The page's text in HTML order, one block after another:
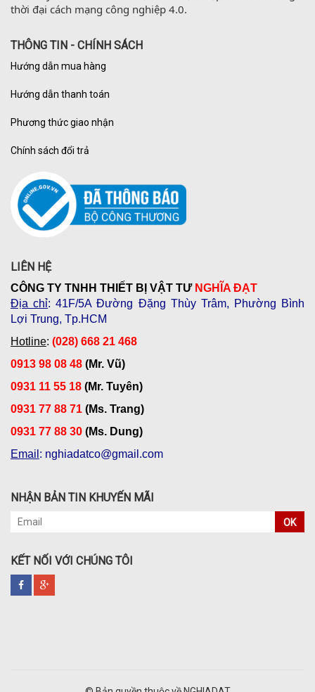
thời đại cách mạng công nghiệp 4.0.
THÔNG TIN - CHÍNH SÁCH
Hướng dẫn mua hàng
Hướng dẫn thanh toán
Phương thức giao nhận
Chính sách đổi trả
LIÊN HỆ
CÔNG TY TNHH THIẾT BỊ VẬT TƯ NGHĨA ĐẠT
Địa chỉ: 41F/5A Đường Đặng Thùy Trâm, Phường Bình
Lợi Trung, Tp.HCM
Hotline: (028) 668 21 468
0913 98 08 48 (Mr. Vũ)
0931 11 55 18 (Mr. Tuyên)
0931 77 88 71 (Ms. Trang)
0931 77 88 30 (Ms. Dung)
Email : nghiadatco@gmail.com
NHẬN BẢN TIN KHUYẾN MÃI
OK
KẾT NỐI VỚI CHÚNG TÔI